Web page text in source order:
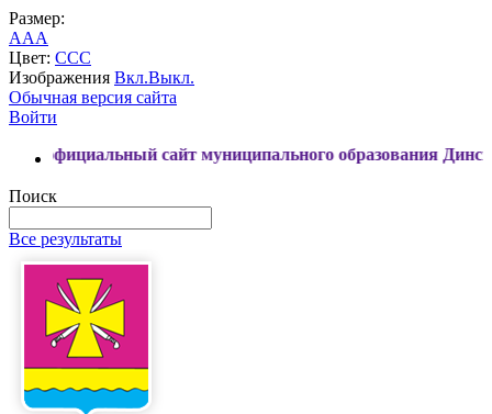
Размер:
AAA
Цвет: CCC
Изображения Вкл.Выкл.
Обычная версия сайта
Войти
сайт муниципального образования Динской район
Поиск
Все результаты